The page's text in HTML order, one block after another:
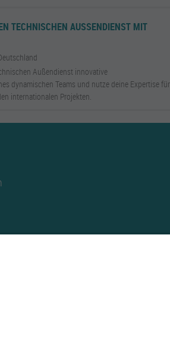
TECHNISCHEN AUSSENDIENST MIT V
Außendienst innovative
dynamischen Teams und nutze deine Expertise für
internationalen Projekten.